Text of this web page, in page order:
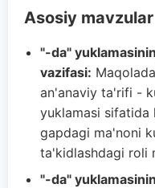
Asosiy mavzular
"-da"
vazifasi:
an'anaviy ta'rifi -
yuklamasi sifatida
gapdagi ma'noni
ta'kidlashdagi roli
"-da"